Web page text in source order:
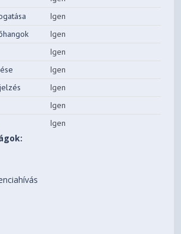
Igen
Igen
Igen
Igen
Igen
Igen
Igen